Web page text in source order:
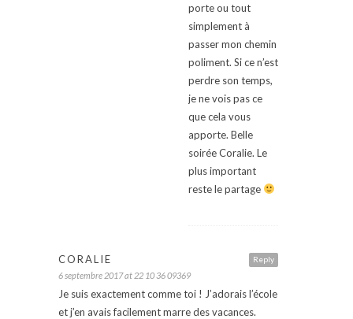
porte ou tout
simplement à
passer mon chemin
poliment. Si ce n’est
perdre son temps,
je ne vois pas ce
que cela vous
apporte. Belle
soirée Coralie. Le
plus important
reste le partage
Reply
CORALIE
6 septembre 2017 at 22 10 36 09369
Je suis exactement comme toi ! J’adorais l’école
et j’en avais facilement marre des vacances.